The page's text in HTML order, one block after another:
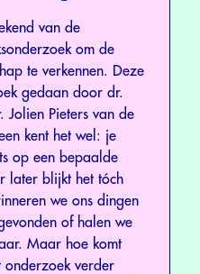
van de
om de
te verkennen. Deze
gedaan door dr.
Jolien Pieters van de
kent het wel: je
op een bepaalde
later blijkt het tóch
we ons dingen
of halen we
Maar hoe komt
verder